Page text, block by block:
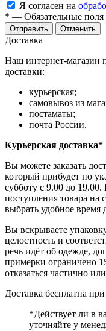
Я согласен на
* — Обязательные поля
Отправить Отменить
Доставка
Наш интернет-магазин
доставки:
курьерская;
самовывоз из
постаматы;
почта России.
Курьерская доставка*
Вы можете заказать
который прибудет по
субботу с 9.00 до 19.00.
поступления товара на
выбрать удобное время
Вы вскрываете
целостность и
речь идёт об одежде,
примерки ограничено
отказаться частично
Доставка бесплатна
*Действует ли в
уточняйте у